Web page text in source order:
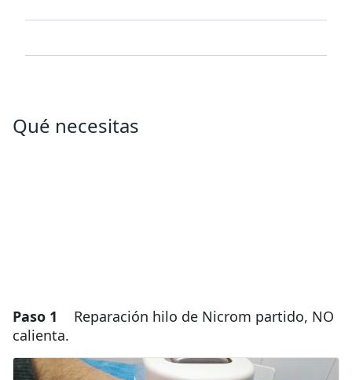
Qué necesitas
Paso 1
Reparación hilo de Nicrom partido, NO
calienta.